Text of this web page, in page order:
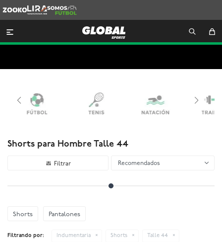
Lira
Somos
Futbol

Shorts para Hombre Talle 44
Recomendados
Shorts Pantalones
Filtrando por: Indumentaria Shorts Talle 44